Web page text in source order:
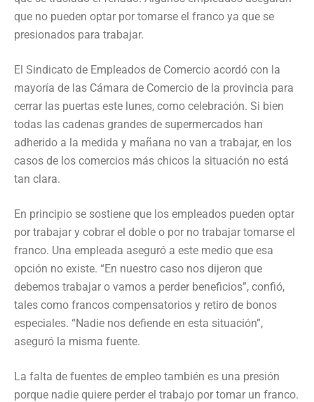
que no pueden optar por tomarse el franco ya que se
presionados para trabajar.
El Sindicato de Empleados de Comercio acordó con la
mayoría de las Cámara de Comercio de la provincia para
cerrar las puertas este lunes, como celebración. Si bien
todas las cadenas grandes de supermercados han
adherido a la medida y mañana no van a trabajar, en los
casos de los comercios más chicos la situación no está
tan clara.
En principio se sostiene que los empleados pueden optar
por trabajar y cobrar el doble o por no trabajar tomarse el
franco. Una empleada aseguró a este medio que esa
opción no existe. “En nuestro caso nos dijeron que
debemos trabajar o vamos a perder beneficios”, confió,
tales como francos compensatorios y retiro de bonos
especiales. “Nadie nos defiende en esta situación”,
aseguró la misma fuente.
La falta de fuentes de empleo también es una presión
porque nadie quiere perder el trabajo por tomar un franco.